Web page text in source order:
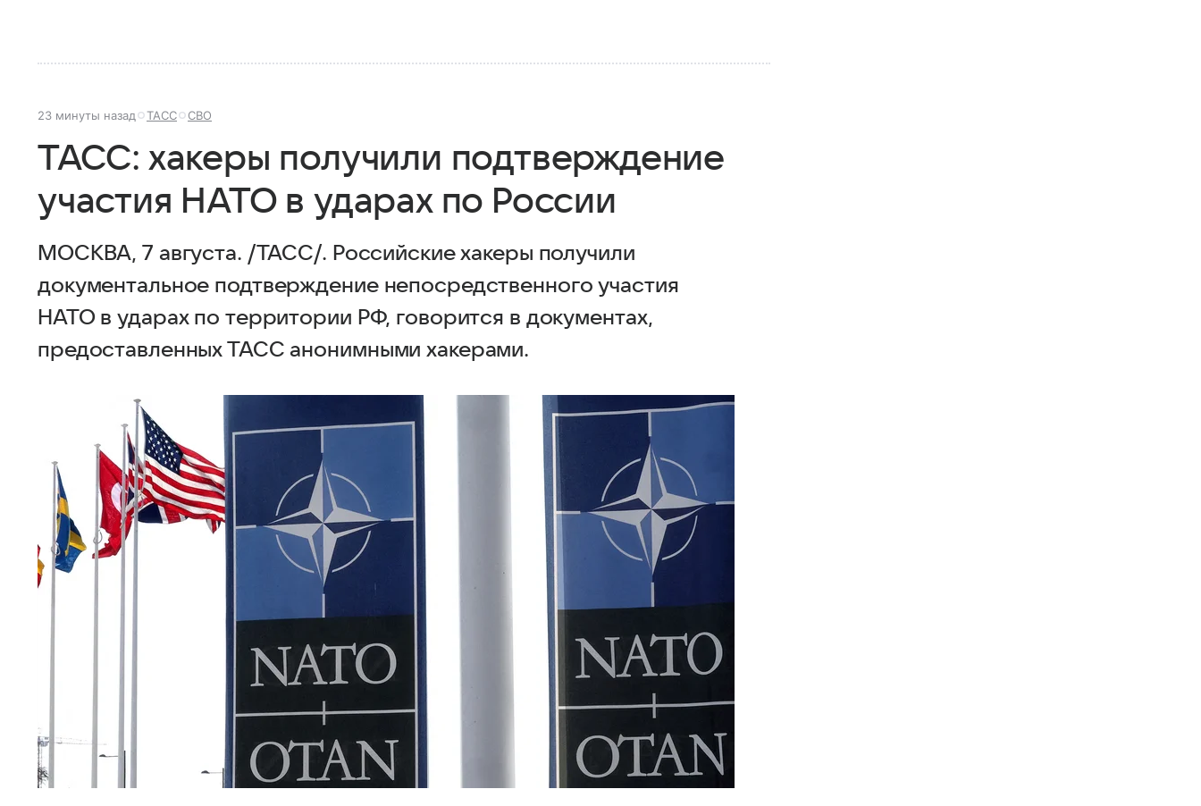
23 минуты назад ТАСС СВО
ТАСС: хакеры получили подтверждение
участия НАТО в ударах по России
МОСКВА, 7 августа. /ТАСС/. Российские хакеры получили
документальное подтверждение непосредственного участия
НАТО в ударах по территории РФ, говорится в документах,
предоставленных ТАСС анонимными хакерами.